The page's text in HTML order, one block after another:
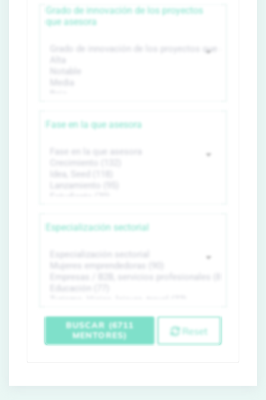
Grado de innovación de los proyectos
que asesora
Fase en la que asesora
Especialización sectorial
BUSCAR (6711
MENTORES)
Reset